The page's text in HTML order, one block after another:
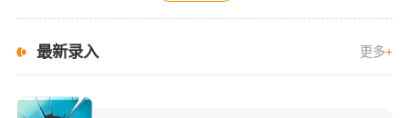
最新录入 更多+